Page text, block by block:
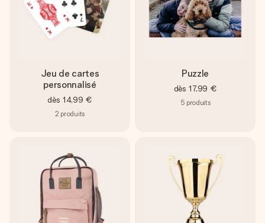
Jeu de cartes
personnalisé
dès 14,99 €
2 produits
Puzzle
dès 17,99 €
5 produits